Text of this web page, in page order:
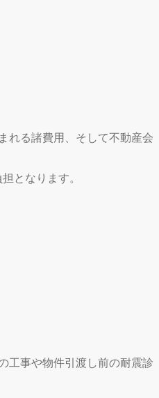
れる諸費用、そして不動産会
となります。
工事や物件引渡し前の耐震診